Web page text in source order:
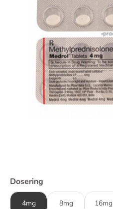
Dosering
4mg 8mg 16mg